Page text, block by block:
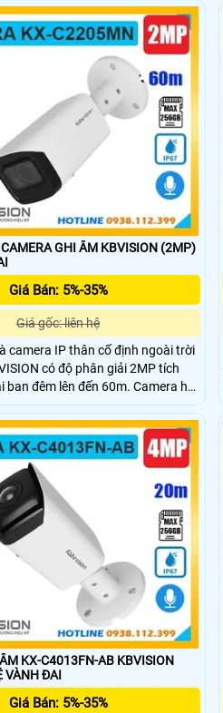
người và xe, cùng công nghệ
thiết kế vỏ kim loại bền bỉ và giá
lựa chọn lý tưởng cho giải pháp
GHI ÂM KBVISION (2MP)
Giá Bán: 5%-35%
Giá gốc: liên hệ
camera IP thân cố định ngoài trời
có độ phân giải 2MP tích
ban đêm lên đến 60m. Camera hỗ
nhớ tối đa 256GB, có micro ghi
người và xe, cấp nguồn qua
vỏ kim loại chuẩn IP67 chống
KX-C2205MN là lựa chọn
nhu cầu giám sát an ninh ngoài
KX-C4013FN-AB KBVISION
VỆ VÀNH ĐAI
Giá Bán: 5%-35%